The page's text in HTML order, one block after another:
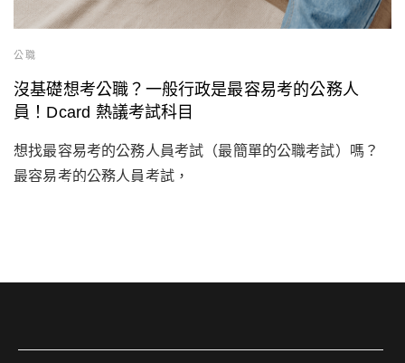
公職
沒基礎想考公職？一般行政是最容易考的公務人
員！Dcard 熱議考試科目
想找最容易考的公務人員考試（最簡單的公職考試）嗎？
最容易考的公務人員考試，